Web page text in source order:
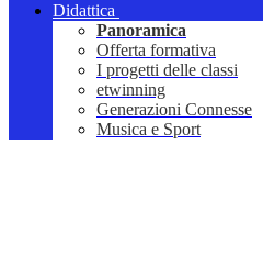
Didattica
Panoramica
Offerta formativa
I progetti delle classi
etwinning
Generazioni Connesse
Musica e Sport